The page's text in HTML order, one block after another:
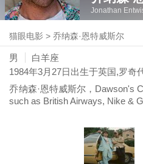
Jonathan
猫眼电影 >乔纳森·恩特威斯尔
男
白羊座
1984年3月27日 出生于英国,罗奇
乔纳森·恩特威斯尔，Dawson's
such as British Airways, Nike &